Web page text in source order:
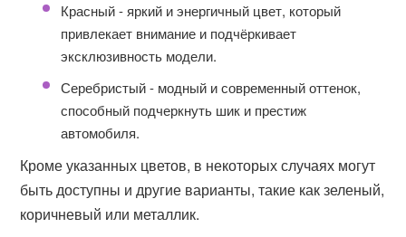
Красный - яркий и энергичный цвет, который
привлекает внимание и подчёркивает
эксклюзивность модели.
Серебристый - модный и современный оттенок,
способный подчеркнуть шик и престиж
автомобиля.
Кроме указанных цветов, в некоторых случаях могут
быть доступны и другие варианты, такие как зеленый,
коричневый или металлик.